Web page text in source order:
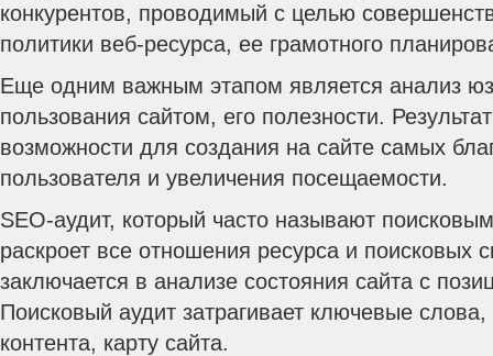
конкурентов, проводимый с целью
политики веб-ресурса, ее грамотного
Еще одним важным этапом является анализ
пользования сайтом, его полезности.
возможности для создания на сайте самых
пользователя и увеличения посещаемости.
SEO-аудит, который часто называют
раскроет все отношения ресурса и поисковых
заключается в анализе состояния сайта с
Поисковый аудит затрагивает ключевые слова,
контента, карту сайта.